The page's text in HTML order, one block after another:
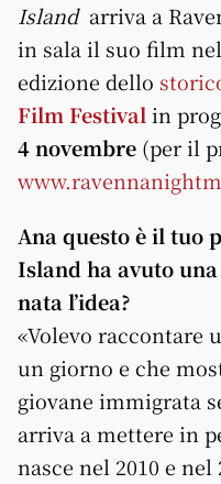
Islandarriva a
in sala il suo film
edizione dello
Film Festival in
4 novembre (per il
Ana questo è il tuo
Island ha avuto una
nata l’idea?
«Volevo raccontare
un giorno e che
giovane immigrata
arriva a mettere in
nasce nel 2010 e